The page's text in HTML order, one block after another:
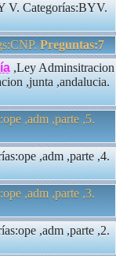
V. Categorías:BYV.
Preguntas:7
,Ley Adminsitracion
,junta ,andalucia.
,adm ,parte ,5.
,adm ,parte ,4.
,adm ,parte ,3.
,adm ,parte ,2.